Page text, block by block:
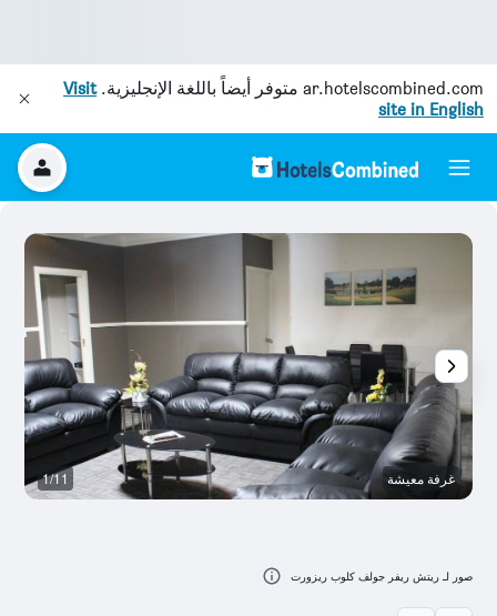
ar.hotelscombined.com متوفر أيضاً باللغة الإنجليزية.Visit
site in English
غرفة معيشة 1/11
صور لـ ريتش ريفر جولف كلوب ريزورت